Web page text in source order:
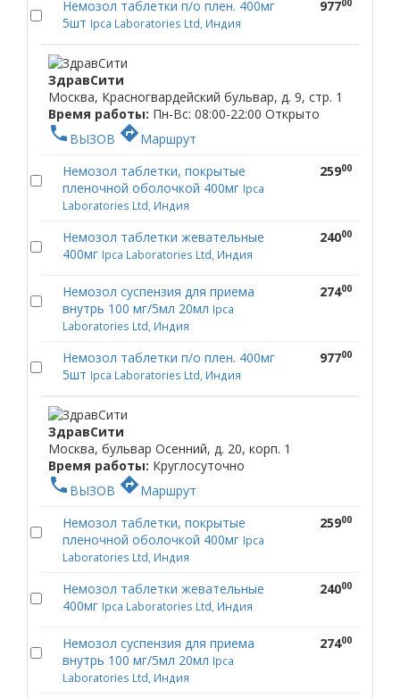
Немозол таблетки п/о плен. 400мг
5шт Ipca Laboratories Ltd, Индия
97700
ЗдравСити
Москва, Красногвардейский бульвар, д. 9, стр. 1
Время работы: Пн-Вс: 08:00-22:00 Открыто
phone ВЫЗОВ directionsМаршрут
Немозол таблетки, покрытые
пленочной оболочкой 400мг Ipca
Laboratories Ltd, Индия
25900
Немозол таблетки жевательные
400мг Ipca Laboratories Ltd, Индия
24000
Немозол суспензия для приема
внутрь 100 мг/5мл 20мл Ipca
Laboratories Ltd, Индия
27400
Немозол таблетки п/о плен. 400мг
5шт Ipca Laboratories Ltd, Индия
97700
ЗдравСити
Москва, бульвар Осенний, д. 20, корп. 1
Время работы: Круглосуточно
phone ВЫЗОВ directionsМаршрут
Немозол таблетки, покрытые
пленочной оболочкой 400мг Ipca
Laboratories Ltd, Индия
25900
Немозол таблетки жевательные
400мг Ipca Laboratories Ltd, Индия
24000
Немозол суспензия для приема
внутрь 100 мг/5мл 20мл Ipca
Laboratories Ltd, Индия
27400